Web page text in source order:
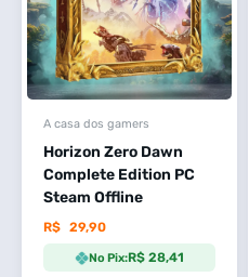
A casa dos gamers
Horizon Zero Dawn
Complete Edition PC
Steam Offline
R$ 29,90
No Pix:R$ 28,41